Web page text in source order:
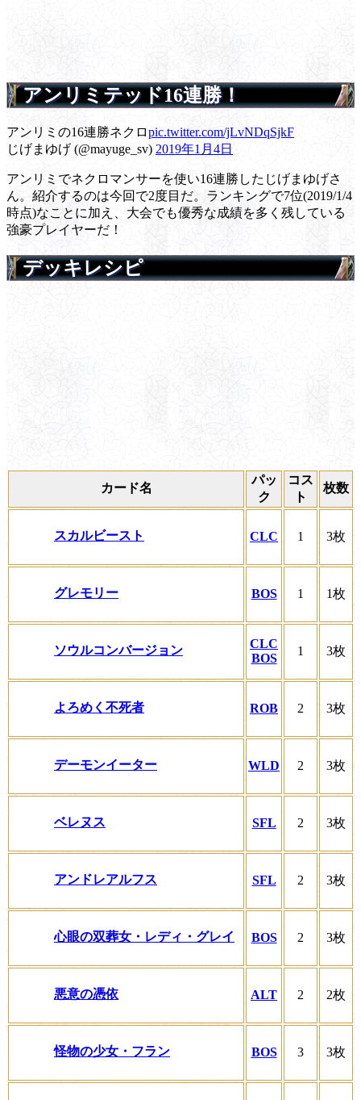
アンリミテッド16連勝！
アンリミの16連勝ネクロpic.twitter.com/jLvNDqSjkF
じげまゆげ (@mayuge_sv) 2019年1月4日
アンリミでネクロマンサーを使い16連勝したじげまゆげさ
ん。紹介するのは今回で2度目だ。ランキングで7位(2019/1/4
時点)なことに加え、大会でも優秀な成績を多く残している
強豪プレイヤーだ！
デッキレシピ
カード名
パッ
ク
コス
ト
枚数
スカルビースト CLC 1 3枚
グレモリー BOS 1 1枚
ソウルコンバージョン
CLC
BOS
1 3枚
よろめく不死者 ROB 2 3枚
デーモンイーター WLD 2 3枚
ベレヌス SFL 2 3枚
アンドレアルフス SFL 2 3枚
心眼の双葬女・レディ・グレイ BOS 2 3枚
悪意の憑依 ALT 2 2枚
怪物の少女・フラン BOS 3 3枚